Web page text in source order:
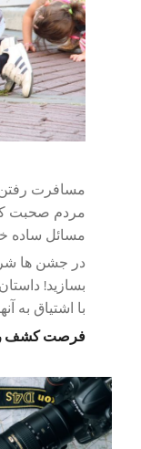
مسافرت
مردم صحبت
مسائل ساده
در جشن ها
بسازید!
با اشتیاق به
فرصت کشف